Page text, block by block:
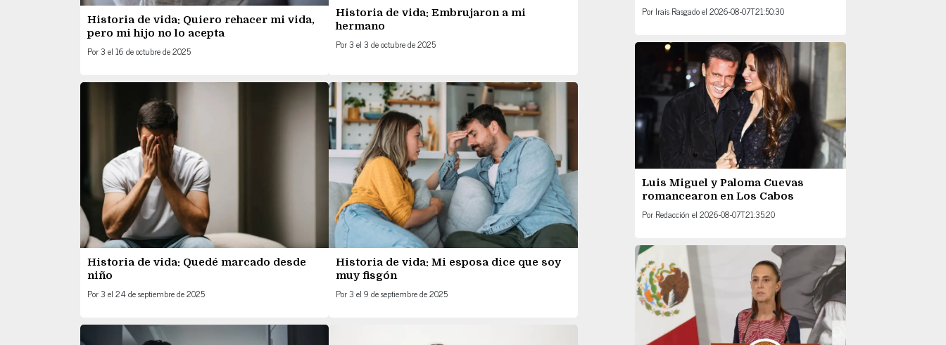
Historia de vida: Quiero rehacer mi vida,
pero mi hijo no lo acepta
Por3 el 16 de octubre de 2025
Historia de vida: Embrujaron a mi
hermano
Por3 el3 de octubre de 2025
Historia de vida: Quedé marcado desde
niño
Por3 el 24 de septiembre de 2025
Historia de vida: Mi esposa dice que soy
muy fisgón
Por3 el9 de septiembre de 2025
Por Irais Rasgadoel 2026-08-07T21:50:30
Luis Miguel y Paloma Cuevas
romancearon en Los Cabos
Por Redacción el 2026-08-07T21:35:20